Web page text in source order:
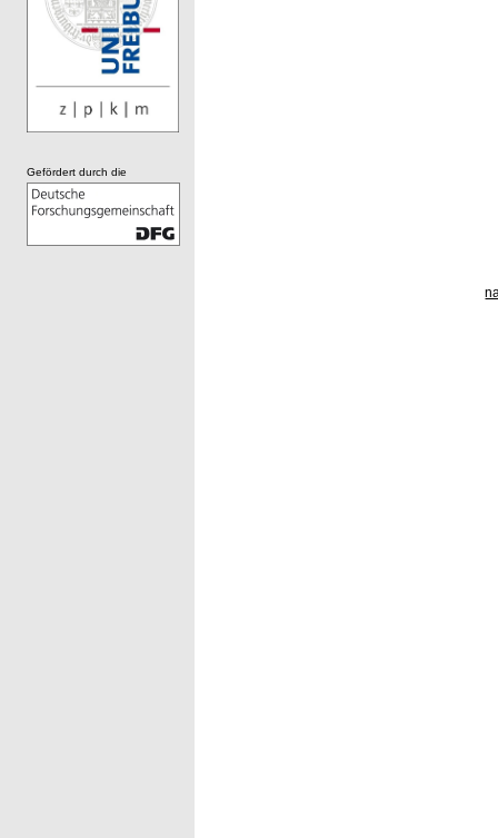
Gefördert durch die